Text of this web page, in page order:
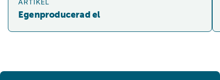
ARTIKEL
Egenproducerad el